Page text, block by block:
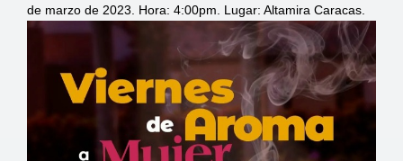
de marzo de 2023. Hora: 4:00pm. Lugar: Altamira Caracas.